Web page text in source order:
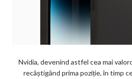
Nvidia, devenind astfel cea mai
recâștigând prima poziție, în timp